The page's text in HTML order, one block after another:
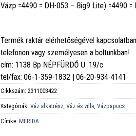
Vázp =4490 = DH-053 – Big9 Lite) =4490 =
Termék raktár elérhetőségével
telefonon vagy személyesen a boltunkban!
cím: 1138 Bp NÉPFÜRDŐ U. 19/c
tel/fax: 06-1-359-1832 | 06-20-934-4141
Cikkszám:2311003422
Kategóriák:Váz alkatrész ,Váz és villa ,Vázpapucs
Címke:MERIDA